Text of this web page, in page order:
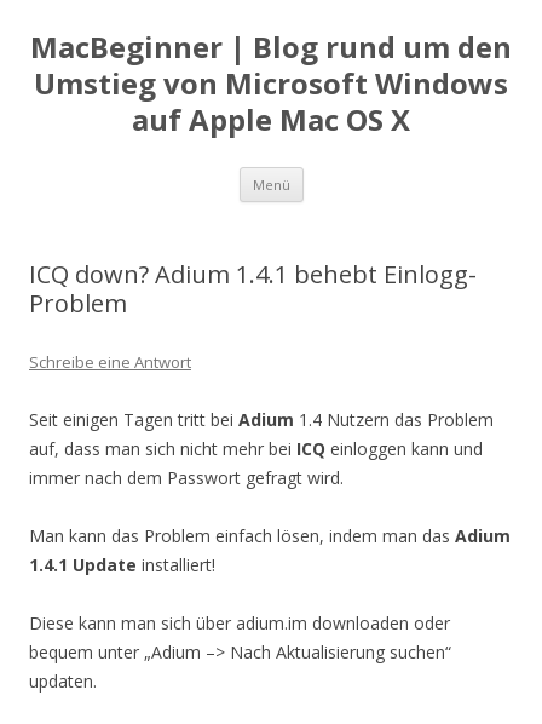
MacBeginner | Blog rund um den
Umstieg von Microsoft Windows
auf Apple Mac OS X
Menü Zum
springen
ICQ down? Adium 1.4.1 behebt Einlogg-
Problem
Schreibe eine Antwort
Seit einigen Tagen tritt bei Adium 1.4 Nutzern das Problem
auf, dass man sich nicht mehr bei ICQ einloggen kann und
immer nach dem Passwort gefragt wird.
Man kann das Problem einfach lösen, indem man das Adium
1.4.1 Update installiert!
Diese kann man sich über adium.im downloaden oder
bequem unter „Adium –> Nach Aktualisierung suchen“
updaten.